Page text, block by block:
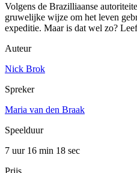
Volgens de Brazilliaanse
gruwelijke wijze om het leven
expeditie. Maar is dat wel zo?
Auteur
Nick Brok
Spreker
Maria van den Braak
Speelduur
7 uur 16 min 18 sec
Prijs